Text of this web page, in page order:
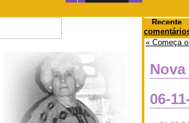
Recente
« Começa
06-